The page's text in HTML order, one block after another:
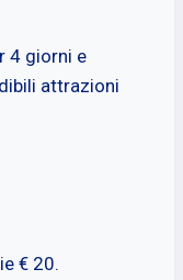
4 giorni e
attrazioni
€ 20.